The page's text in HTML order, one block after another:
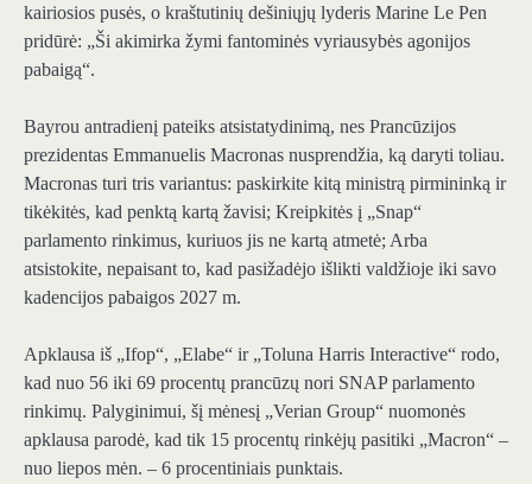
kairiosios pusės, o kraštutinių dešiniųjų lyderis Marine Le Pen
pridūrė: „Ši akimirka žymi fantominės vyriausybės agonijos
pabaigą“.
Bayrou antradienį pateiks atsistatydinimą, nes Prancūzijos
prezidentas Emmanuelis Macronas nusprendžia, ką daryti toliau.
Macronas turi tris variantus: paskirkite kitą ministrą pirmininką ir
tikėkitės, kad penktą kartą žavisi; Kreipkitės į „Snap“
parlamento rinkimus, kuriuos jis ne kartą atmetė; Arba
atsistokite, nepaisant to, kad pasižadėjo išlikti valdžioje iki savo
kadencijos pabaigos 2027 m.
Apklausa iš „Ifop“, „Elabe“ ir „Toluna Harris Interactive“ rodo,
kad nuo 56 iki 69 procentų prancūzų nori SNAP parlamento
rinkimų. Palyginimui, šį mėnesį „Verian Group“ nuomonės
apklausa parodė, kad tik 15 procentų rinkėjų pasitiki „Macron“ –
nuo liepos mėn. – 6 procentiniais punktais.